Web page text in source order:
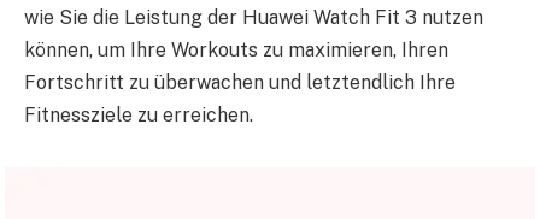
wie Sie die Leistung der Huawei Watch Fit 3 nutzen
können, um Ihre Workouts zu maximieren, Ihren
Fortschritt zu überwachen und letztendlich Ihre
Fitnessziele zu erreichen.